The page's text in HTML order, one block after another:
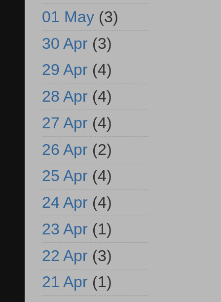
01 May (3)
30 Apr (3)
29 Apr (4)
28 Apr (4)
27 Apr (4)
26 Apr (2)
25 Apr (4)
24 Apr (4)
23 Apr (1)
22 Apr (3)
21 Apr (1)